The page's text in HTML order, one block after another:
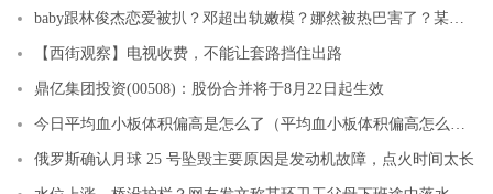
【西街观察】电视收费，不能让套路挡住出路
鼎亿集团投资(00508)：股份合并将于8月22日起生效
俄罗斯确认月球 25 号坠毁主要原因是发动机故障，点火时间太长